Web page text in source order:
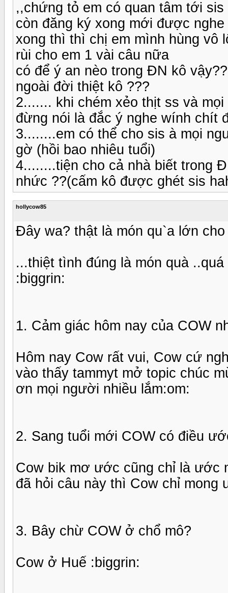
,,chứng tỏ em có quan tâm tới
còn đăng ký xong mới được
xong thì thì chị em mình hùng vô
rùi cho em 1 vài câu nữa
có để ý an nèo trong ĐN kô
ngoài đời thiệt kô ???
2....... khi chém xẻo thịt ss và
đừng nói là đắc ý nghe wính chít
3........em có thể cho sis à mọi
gờ (hồi bao nhiêu tuổi)
4........tiện cho cả nhà biết trong
nhức ??(cấm kô được ghét sis
hollycow85
Đây wa? thật là món qu`a lớn
...thiệt tình đúng là món quà
:biggrin:
1. Cảm giác hôm nay của COW
Hôm nay Cow rất vui, Cow cứ
vào thấy tammyt mở topic chúc
ơn mọi người nhiều lắm:om:
2. Sang tuổi mới COW có điều
Cow bik mơ ước cũng chỉ là ước
đã hỏi câu này thì Cow chỉ
3. Bây chừ COW ở chổ mô?
Cow ở Huế :biggrin: